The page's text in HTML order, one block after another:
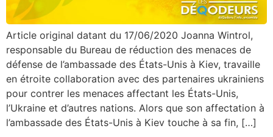
Article original datant du 17/06/2020 Joanna Wintrol,
responsable du Bureau de réduction des menaces de
défense de l’ambassade des États-Unis à Kiev, travaille
en étroite collaboration avec des partenaires ukrainiens
pour contrer les menaces affectant les États-Unis,
l’Ukraine et d’autres nations. Alors que son affectation à
l’ambassade des États-Unis à Kiev touche à sa fin, […]